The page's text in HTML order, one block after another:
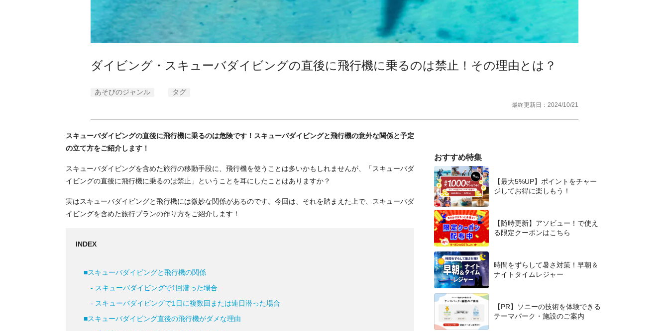
ダイビング・スキューバダイビングの直後に飛行機に乗るのは禁止！その理由とは？
あそびのジャンル タグ
最終更新日： 2024/10/21
スキューバダイビングの直後に飛行機に乗るのは危険です！スキューバダイビングと飛行機の意外な関係と予定
の立て方をご紹介します！
スキューバダイビングを含めた旅行の移動手段に、飛行機を使うことは多いかもしれませんが、「スキューバダ
イビングの直後に飛行機に乗るのは禁止」ということを耳にしたことはありますか？
実はスキューバダイビングと飛行機には微妙な関係があるのです。今回は、それを踏まえた上で、スキューバダ
イビングを含めた旅行プランの作り方をご紹介します！
INDEX
■スキューバダイビングと飛行機の関係
- スキューバダイビングで1回潜った場合
- スキューバダイビングで1日に複数回または連日潜った場合
■スキューバダイビング直後の飛行機がダメな理由
おすすめ特集
【最大5%UP】ポイントをチャー
ジしてお得に楽しもう！
【随時更新】アソビュー！で使え
る限定クーポンはこちら
時間をずらして暑さ対策！早朝＆
ナイトタイムレジャー
【PR】ソニーの技術を体験できる
テーマパーク・施設のご案内